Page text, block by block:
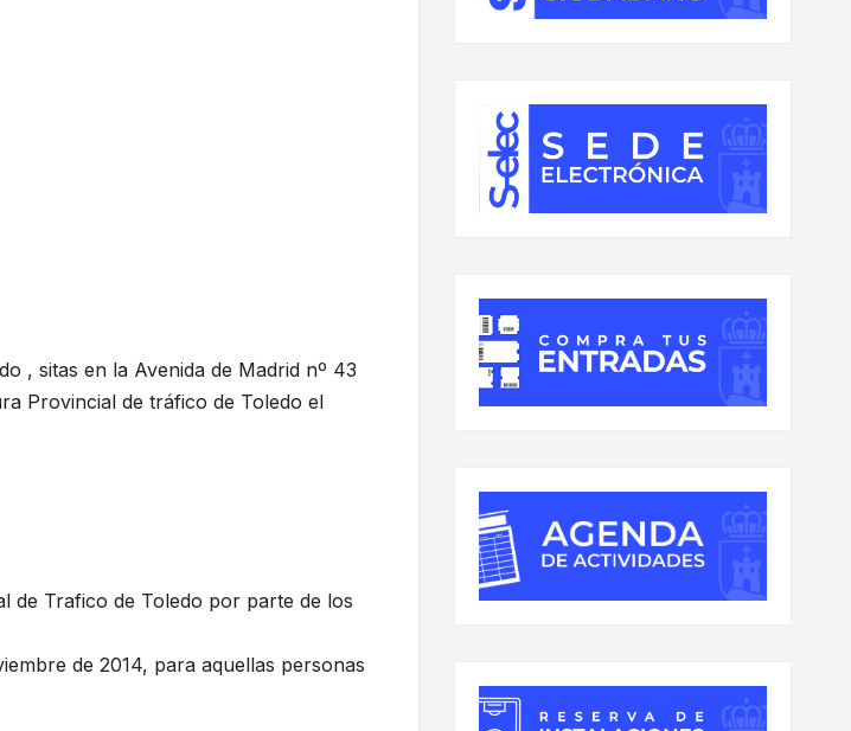
, sitas en la Avenida de Madrid nº 43
Provincial de tráfico de Toledo el
de Trafico de Toledo por parte de los
de 2014, para aquellas personas